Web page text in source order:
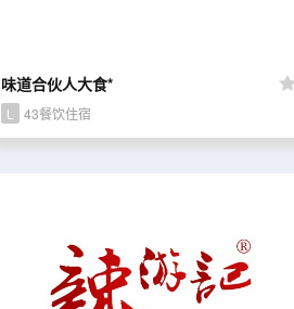
味道合伙人大食*
L 43餐饮住宿